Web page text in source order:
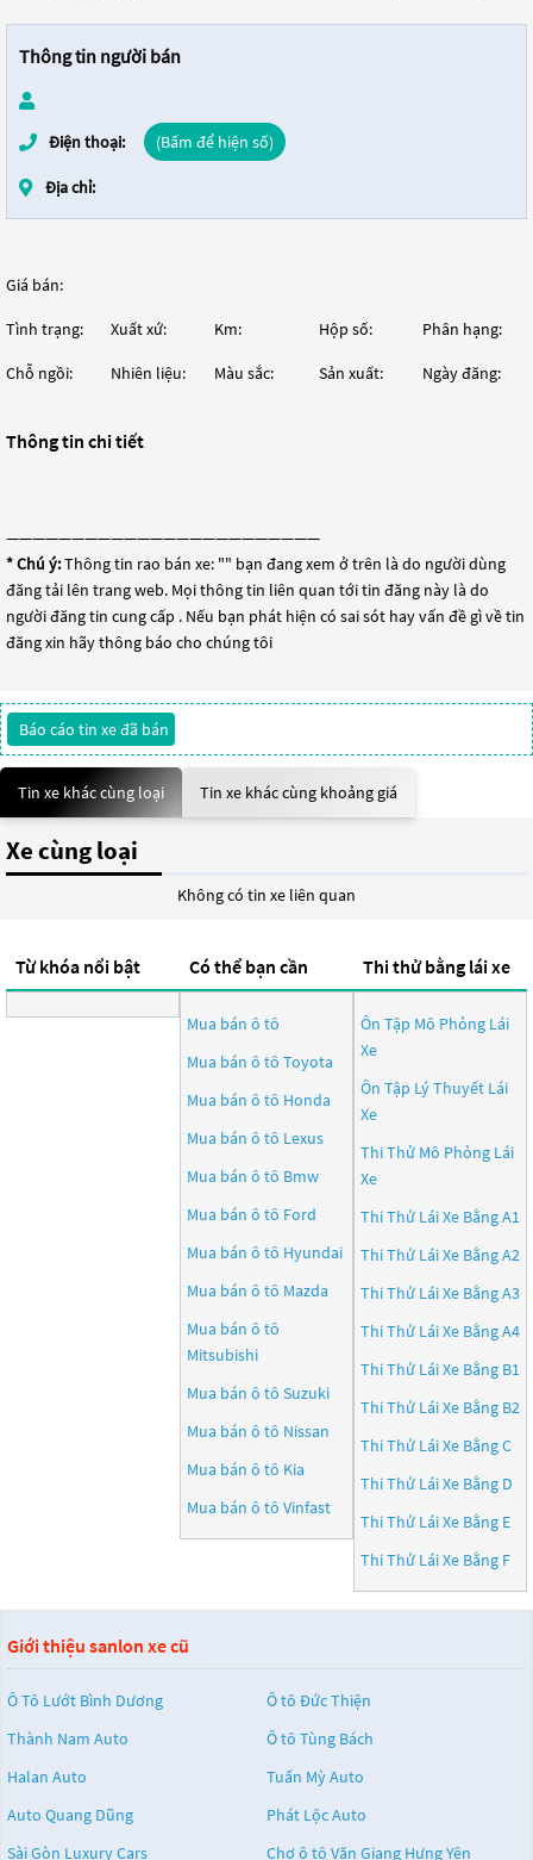
Thông tin người bán
Điện thoại: (Bấm để hiện số)
Địa chỉ:
Giá bán:
Tình trạng: Xuất xứ: Km: Hộp số: Phân hạng:
Chỗ ngồi: Nhiên liệu: Màu sắc: Sản xuất: Ngày đăng:
Thông tin chi tiết
————————————————————————
* Chú ý:Thông tin rao bán xe: "" bạn đang xem ở trên là do người dùng
đăng tải lên trang web. Mọi thông tin liên quan tới tin đăng này là do
người đăng tin cung cấp . Nếu bạn phát hiện có sai sót hay vấn đề gì về tin
đăng xin hãy thông báo cho chúng tôi
Báo cáo tin xe đã bán
Tin xe khác cùng loại Tin xe khác cùng khoảng giá
Xe cùng loại
Không có tin xe liên quan
Từ khóa nổi bật Có thể bạn cần
Mua bán ô tô
Mua bán ô tô Toyota
Mua bán ô tô Honda
Mua bán ô tô Lexus
Mua bán ô tô Bmw
Mua bán ô tô Ford
Mua bán ô tô Hyundai
Mua bán ô tô Mazda
Mua bán ô tô
Mitsubishi
Mua bán ô tô Suzuki
Mua bán ô tô Nissan
Mua bán ô tô Kia
Mua bán ô tô Vinfast
Thi thử bằng lái xe
Ôn Tập Mô Phỏng Lái
Xe
Ôn Tập Lý Thuyết Lái
Xe
Thi Thử Mô Phỏng Lái
Xe
Thi Thử Lái Xe Bằng A1
Thi Thử Lái Xe Bằng A2
Thi Thử Lái Xe Bằng A3
Thi Thử Lái Xe Bằng A4
Thi Thử Lái Xe Bằng B1
Thi Thử Lái Xe Bằng B2
Thi Thử Lái Xe Bằng C
Thi Thử Lái Xe Bằng D
Thi Thử Lái Xe Bằng E
Thi Thử Lái Xe Bằng F
Giới thiệu sanlon xe cũ
Ô Tô Lướt Bình Dương
Ô tô Đức Thiện
Thành Nam Auto
Ô tô Tùng Bách
Halan Auto
Tuấn Mỳ Auto
Auto Quang Dũng
Phát Lộc Auto
Sài Gòn Luxury Cars
Chợ ô tô Văn Giang Hưng Yên